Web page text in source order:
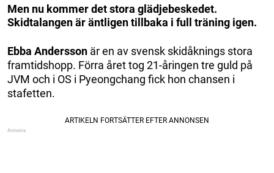
Men nu kommer det stora glädjebeskedet.
Skidtalangen är äntligen tillbaka i full träning igen.
Ebba Andersson är en av svensk skidåknings stora
framtidshopp. Förra året tog 21-åringen tre guld på
JVM och i OS i Pyeongchang fick hon chansen i
stafetten.